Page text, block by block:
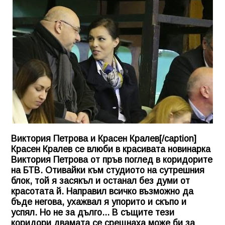
Виктория Петрова и Красен Кралев[/caption]
Красен Кралев се влюби в красивата новинарка
Виктория Петроваот пръв поглед в коридорите
на БТВ. Отивайки към студиото на сутрешния
блок, той я засякъл и останал без думи от
красотата й. Направил всичко възможно да
бъде негова, ухажвал я упорито и скъпо и
успял. Но не за дълго... В същите тези
коридори двамата се срещнаха може би за